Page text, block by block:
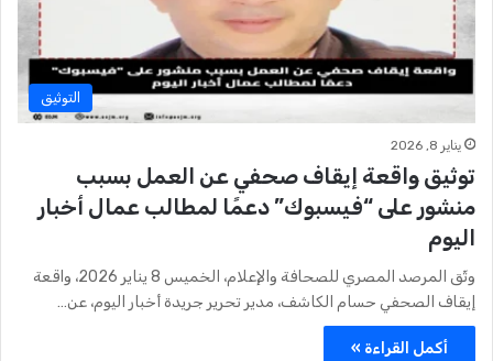
التوثيق
يناير 8, 2026
توثيق واقعة إيقاف صحفي عن العمل بسبب
منشور على “فيسبوك” دعمًا لمطالب عمال أخبار
اليوم
وثّق المرصد المصري للصحافة والإعلام، الخميس 8 يناير 2026، واقعة
إيقاف الصحفي حسام الكاشف، مدير تحرير جريدة أخبار اليوم، عن…
أكمل القراءة »